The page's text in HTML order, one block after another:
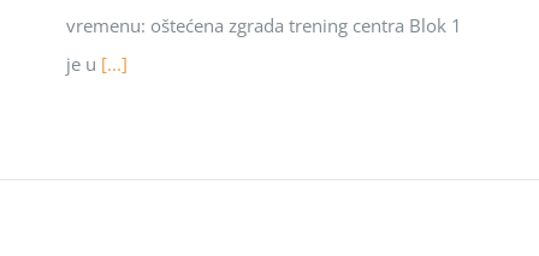
vremenu: oštećena zgrada trening centra Blok 1
je u [...]